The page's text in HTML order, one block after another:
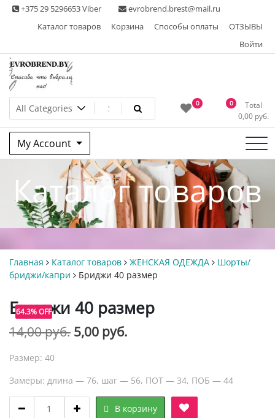
Skip +375 29 5296653 Viber
evrobrend.brest@mail.ru
Каталог товаров
Корзина Способы оплаты
ОТЗЫВЫ
Войти
Интернет-магазин одежды
second hand
0 0
Total
0,00 руб.
My Account
Каталог товаров
Главная Каталог товаров ЖЕНСКАЯ ОДЕЖДА
Шорты/
бриджи/капри
Бриджи 40 размер
64.3% OFF
Бриджи 40 размер
14,00руб. Первоначальная
14,00 руб..
5,00 руб.
Размер: 40
Замеры: длина — 76, шаг — 56, ПОТ — 34, ПОБ — 44
В корзину